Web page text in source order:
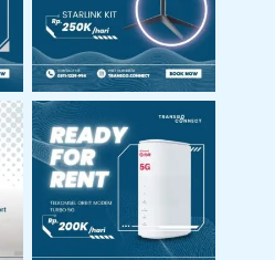
Harga Sewa
Modem Orbit 5G